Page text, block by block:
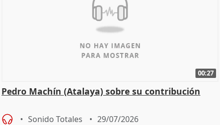
00:27
Pedro Machín (Atalaya) sobre su contribución
Sonido Totales 29/07/2026